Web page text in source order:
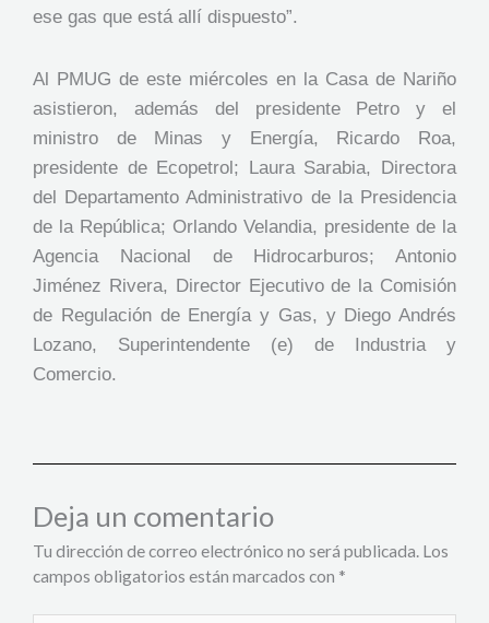
ese gas que está allí dispuesto”.
Al PMUG de este miércoles en la Casa de Nariño
asistieron, además del presidente Petro y el
ministro de Minas y Energía, Ricardo Roa,
presidente de Ecopetrol; Laura Sarabia, Directora
del Departamento Administrativo de la Presidencia
de la República; Orlando Velandia, presidente de la
Agencia Nacional de Hidrocarburos; Antonio
Jiménez Rivera, Director Ejecutivo de la Comisión
de Regulación de Energía y Gas, y Diego Andrés
Lozano, Superintendente (e) de Industria y
Comercio.
Deja un comentario
Tu dirección de correo electrónico no será publicada. Los
campos obligatorios están marcados con *